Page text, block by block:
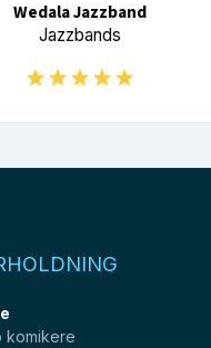
Wedala Jazzband
Jazzbands
komikere